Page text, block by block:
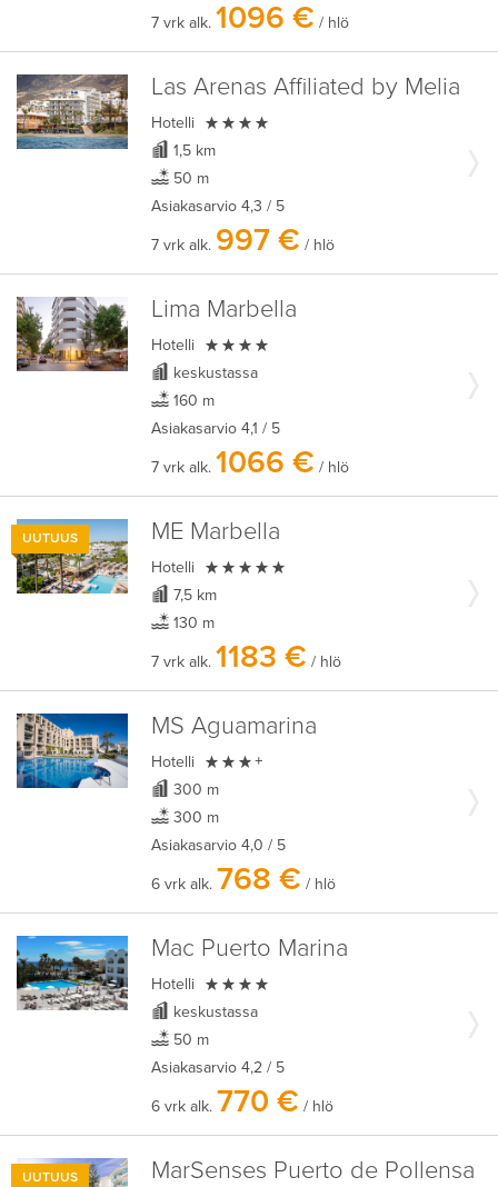
7 vrk alk. 1096 € / hlö
Las Arenas Affiliated by Melia
Hotelli 
1,5 km
50 m
Asiakasarvio 4,3 / 5
7 vrk alk. 997 € / hlö
Lima Marbella
Hotelli 
keskustassa
160 m
Asiakasarvio 4,1 / 5
7 vrk alk. 1066 € / hlö
UUTUUS ME Marbella
Hotelli 
7,5 km
130 m
7 vrk alk. 1183 € / hlö
MS Aguamarina
Hotelli  +
300 m
300 m
Asiakasarvio 4,0 / 5
6 vrk alk. 768 € / hlö
Mac Puerto Marina
Hotelli 
keskustassa
50 m
Asiakasarvio 4,2 / 5
6 vrk alk. 770 € / hlö
UUTUUS MarSenses Puerto de Pollensa